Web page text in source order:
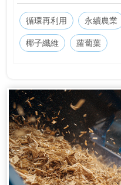
循環再利用 永續農業
椰子纖維 蘿蔔葉